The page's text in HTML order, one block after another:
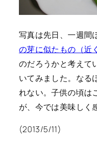
写真は先日、一週間
の芽に似たもの（近
のだろうかと考えて
いてみました。なる
れない。子供の頃は
が、今では美味しく
(2013/5/11)